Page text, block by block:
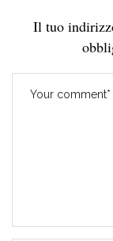
Il tuo